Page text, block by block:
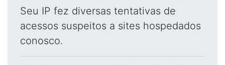
Seu IP fez diversas tentativas de
acessos suspeitos a sites hospedados
conosco.